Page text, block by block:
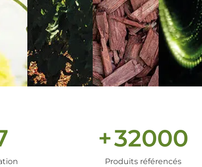
+32000
Produits référencés